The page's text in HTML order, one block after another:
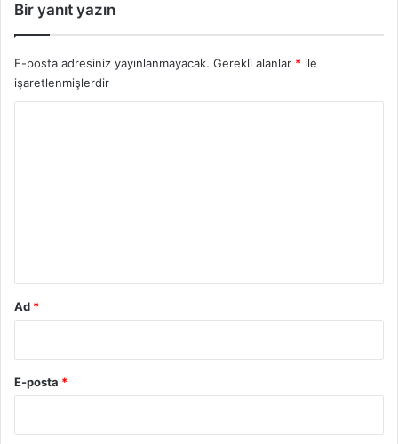
Bir yanıt yazın
E-posta adresiniz yayınlanmayacak. Gerekli alanlar * ile
işaretlenmişlerdir
Ad *
E-posta *